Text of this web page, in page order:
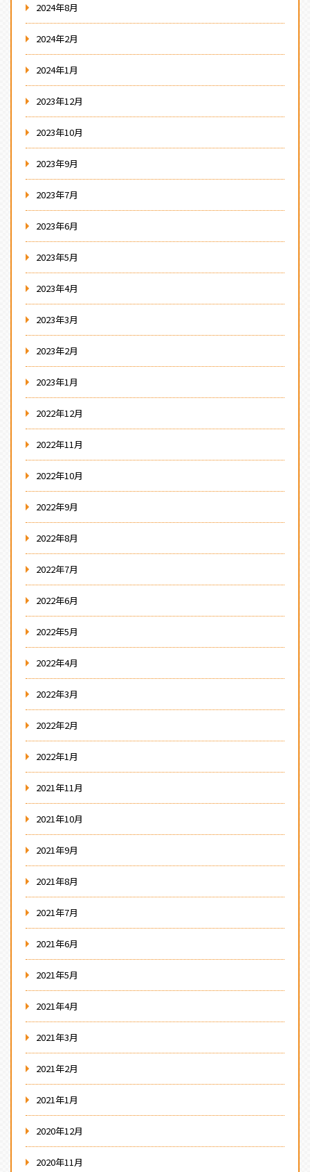
2024年8月
2024年2月
2024年1月
2023年12月
2023年10月
2023年9月
2023年7月
2023年6月
2023年5月
2023年4月
2023年3月
2023年2月
2023年1月
2022年12月
2022年11月
2022年10月
2022年9月
2022年8月
2022年7月
2022年6月
2022年5月
2022年4月
2022年3月
2022年2月
2022年1月
2021年11月
2021年10月
2021年9月
2021年8月
2021年7月
2021年6月
2021年5月
2021年4月
2021年3月
2021年2月
2021年1月
2020年12月
2020年11月